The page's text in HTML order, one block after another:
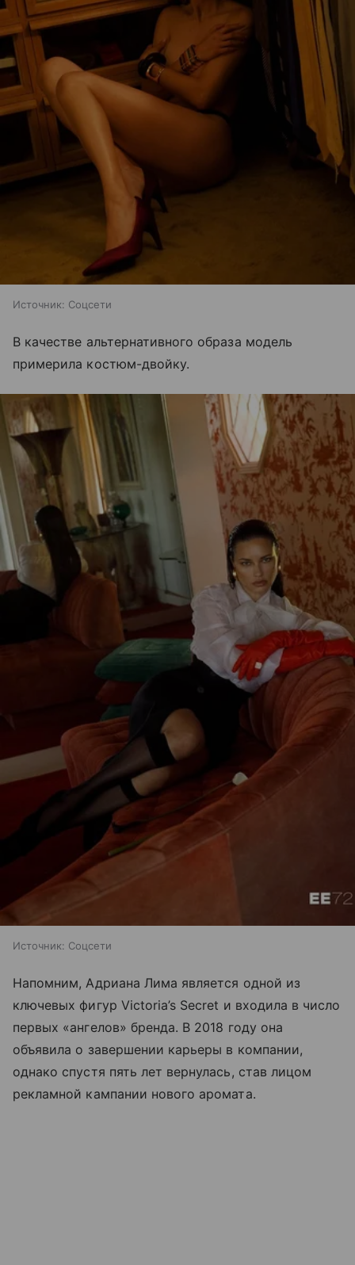
Источник: Соцсети
В качестве альтернативного образа модель
примерила костюм-двойку.
Источник: Соцсети
Напомним, Адриана Лима является одной из
ключевых фигур Victoria’s Secret и входила в число
первых «ангелов» бренда. В 2018 году она
объявила о завершении карьеры в компании,
однако спустя пять лет вернулась, став лицом
рекламной кампании нового аромата.